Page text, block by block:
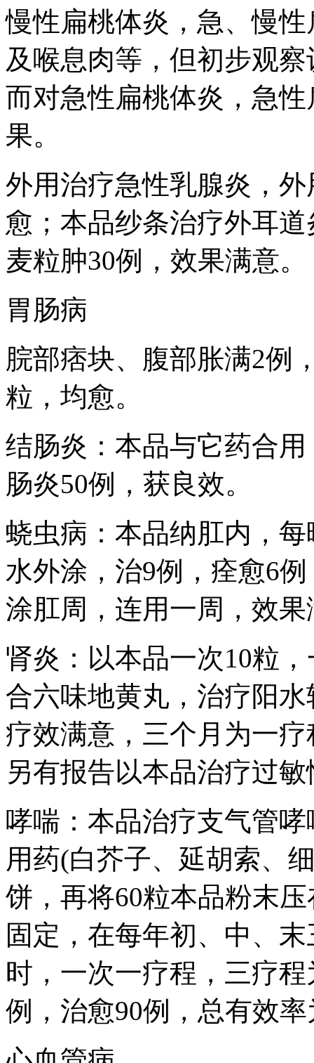
慢性扁桃体炎，急、慢
及喉息肉等，但初步观
而对急性扁桃体炎，急
果。
外用治疗急性乳腺炎，
愈；本品纱条治疗外耳
麦粒肿30例，效果满意。
胃肠病
脘部痞块、腹部胀满2例
粒，均愈。
结肠炎：本品与它药合
肠炎50例，获良效。
蛲虫病：本品纳肛内，
水外涂，治9例，痊愈6
涂肛周，连用一周，效
肾炎：以本品一次10粒
合六味地黄丸，治疗阳
疗效满意，三个月为一
另有报告以本品治疗过
哮喘：本品治疗支气管
用药(白芥子、延胡索、
饼，再将60粒本品粉末
固定，在每年初、中、
时，一次一疗程，三疗
例，治愈90例，总有效率